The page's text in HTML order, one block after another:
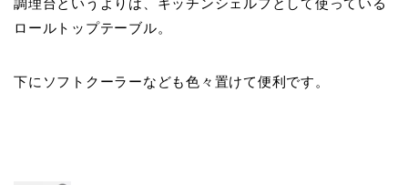
ロールトップテーブル。
下にソフトクーラーなども色々置けて便利です。